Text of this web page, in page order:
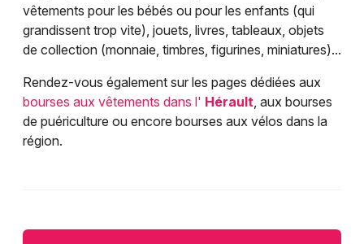
vêtements pour les bébés ou pour les enfants (qui
grandissent trop vite), jouets, livres, tableaux, objets
de collection (monnaie, timbres, figurines, miniatures)...
Rendez-vous également sur les pages dédiées aux
bourses aux vêtements dans l' Hérault , aux bourses
de puériculture ou encore bourses aux vélos dans la
région.